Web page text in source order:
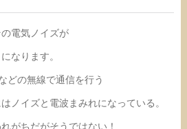
電気ノイズが
なります。
どの無線で通信を行う
ノイズと電波まみれになっている。
がちだがそうではない！